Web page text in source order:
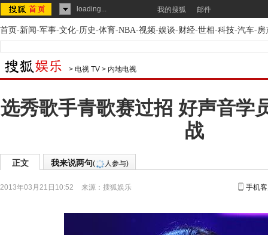
loading... 我的搜狐 邮件
首页-新闻-军事-文化-历史-体育-NBA-视频-娱谈-财经-世相-科技-汽车-房
> 电视 TV > 内地电视
选秀歌手青歌赛过招 好声音学
战
正文 我来说两句( 人参与)
2013年03月21日10:52 来源： 搜狐娱乐 手机